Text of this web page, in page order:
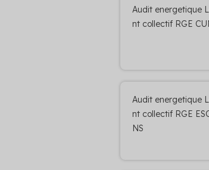
Audit energetique
nt collectif RGE
Audit energetique
nt collectif RGE
NS